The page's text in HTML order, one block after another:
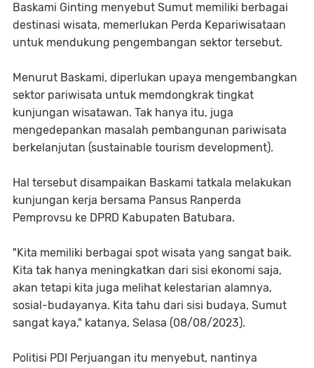
Baskami Ginting menyebut Sumut memiliki berbagai
destinasi wisata, memerlukan Perda Kepariwisataan
untuk mendukung pengembangan sektor tersebut.
Menurut Baskami, diperlukan upaya mengembangkan
sektor pariwisata untuk memdongkrak tingkat
kunjungan wisatawan. Tak hanya itu, juga
mengedepankan masalah pembangunan pariwisata
berkelanjutan (sustainable tourism development).
Hal tersebut disampaikan Baskami tatkala melakukan
kunjungan kerja bersama Pansus Ranperda
Pemprovsu ke DPRD Kabupaten Batubara.
"Kita memiliki berbagai spot wisata yang sangat baik.
Kita tak hanya meningkatkan dari sisi ekonomi saja,
akan tetapi kita juga melihat kelestarian alamnya,
sosial-budayanya. Kita tahu dari sisi budaya, Sumut
sangat kaya," katanya, Selasa (08/08/2023).
Politisi PDI Perjuangan itu menyebut, nantinya